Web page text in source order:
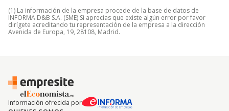
(1) La información de la empresa procede de la base de datos de
INFORMA D&B S.A. (SME) Si aprecias que existe algún error por favor
dirígete acreditando tu representación de la empresa a la dirección
Avenida de Europa, 19, 28108, Madrid.
Información ofrecida por